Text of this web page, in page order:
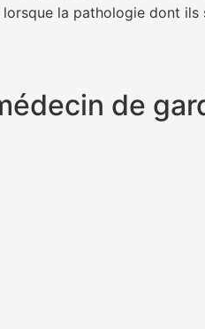
la pathologie dont ils
de